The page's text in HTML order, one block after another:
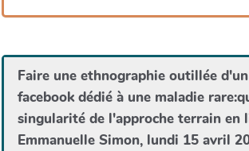
Faire une ethnographie outillée
facebook dédié à une maladie
singularité de l'approche terrain en
Emmanuelle Simon, lundi 15 avril